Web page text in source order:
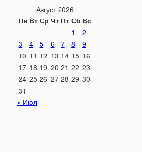
Август 2026
Пн Вт Ср Чт Пт Сб Вс
1
2
3
4 5 6 7 8
9
10 11 12 13 14 15 16
17 18 19 20 21 22 23
24 25 26 27 28 29 30
31
« Июл